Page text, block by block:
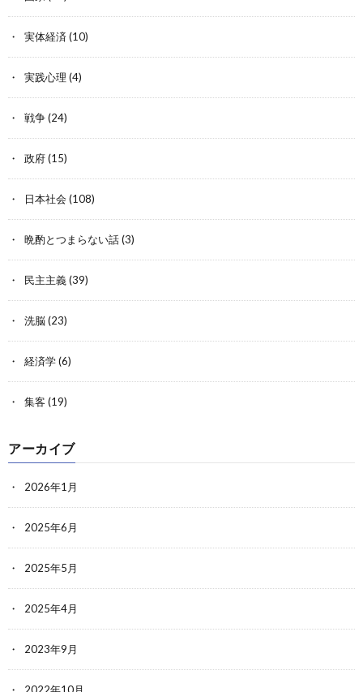
実体経済 (10)
実践心理 (4)
戦争(24)
政府(15)
日本社会 (108)
晩酌とつまらない話(3)
民主主義(39)
洗脳(23)
経済学(6)
集客 (19)
アーカイブ
2026年1月
2025年6月
2025年5月
2025年4月
2023年9月